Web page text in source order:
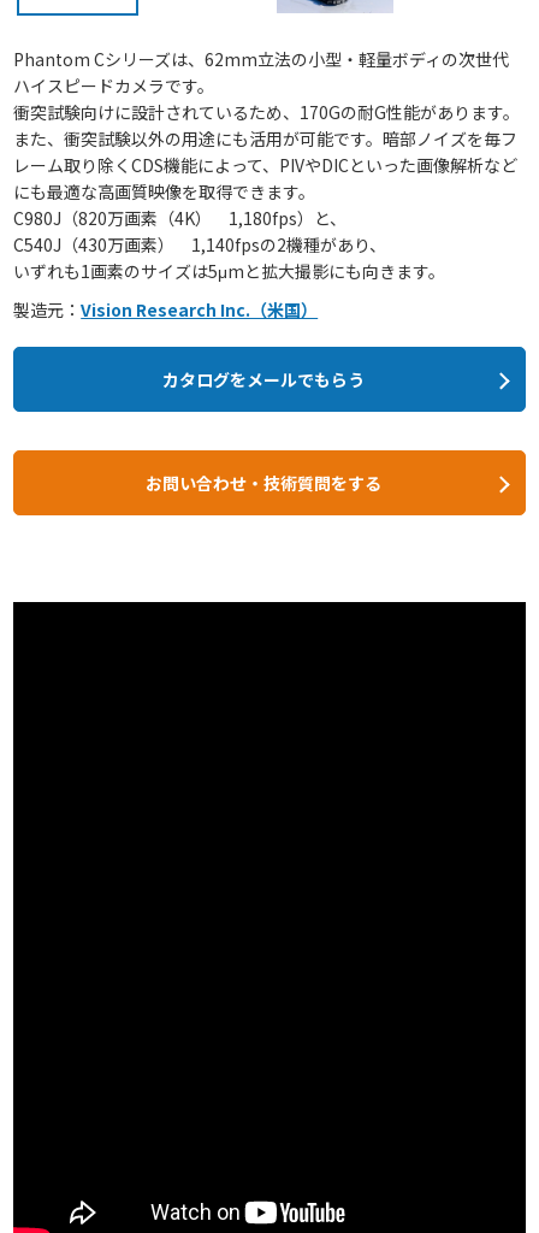
Phantom Cシリーズは、62mm立法の小型・軽量ボディの次世代
ハイスピードカメラです。
衝突試験向けに設計されているため、170Gの耐G性能があります。
また、衝突試験以外の用途にも活用が可能です。暗部ノイズを毎フ
レーム取り除くCDS機能によって、PIVやDICといった画像解析など
にも最適な高画質映像を取得できます。
C980J（820万画素（4K） 1,180fps）と、
C540J（430万画素） 1,140fpsの2機種があり、
いずれも1画素のサイズは5μmと拡大撮影にも向きます。
製造元：Vision Research Inc.（米国）
カタログをメールでもらう
お問い合わせ・技術質問をする